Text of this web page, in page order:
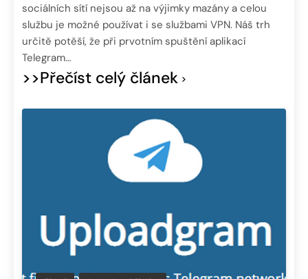
sociálních sítí nejsou až na výjimky mazány a celou
službu je možné používat i se službami VPN. Náš trh
určitě potěší, že při prvotním spuštění aplikací
Telegram…
>>Přečíst celý článek